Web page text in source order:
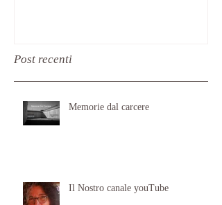
Post recenti
Memorie dal carcere
Il Nostro canale youTube